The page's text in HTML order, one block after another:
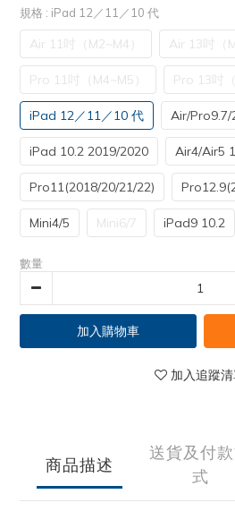
規格 : iPad 12／11／10 代
Air 11吋（M2~M4） Air 13吋（
Pro 11吋（M4~M5） Pro 13吋
iPad 12／11／10 代 Air/Pro9.7/
iPad 10.2 2019/2020 Air4/Air5
Pro11(2018/20/21/22)
Mini4/5 Mini6/7 iPad9 10.2
數量
加入購物車
加入追蹤
商品描述
送貨及付
式